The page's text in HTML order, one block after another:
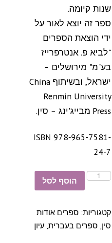
שנות קיומה.
ספר זה יוצא לאור על
ידי הוצאת הספרים
"לביא פ. אנטרפרייז
בע"מ" מירושלים –
ישראל, ובשיתוף China
Renmin University
Press מבייג'ינג – סין.
ISBN 978-965-7581-
24-7
הוסף לסל
קטגוריות: ספרים אודות
סין, ספרים בעברית, עיון